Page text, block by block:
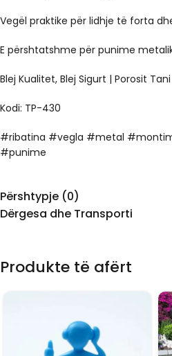
Vegël praktike për lidhje të forta
E përshtatshme për punime
Blej Kualitet, Blej Sigurt | Porosit Tani
Kodi: TP-430
#ribatina #vegla #metal
#punime
Përshtypje (0)
Dërgesa dhe Transporti
Produkte të afërt